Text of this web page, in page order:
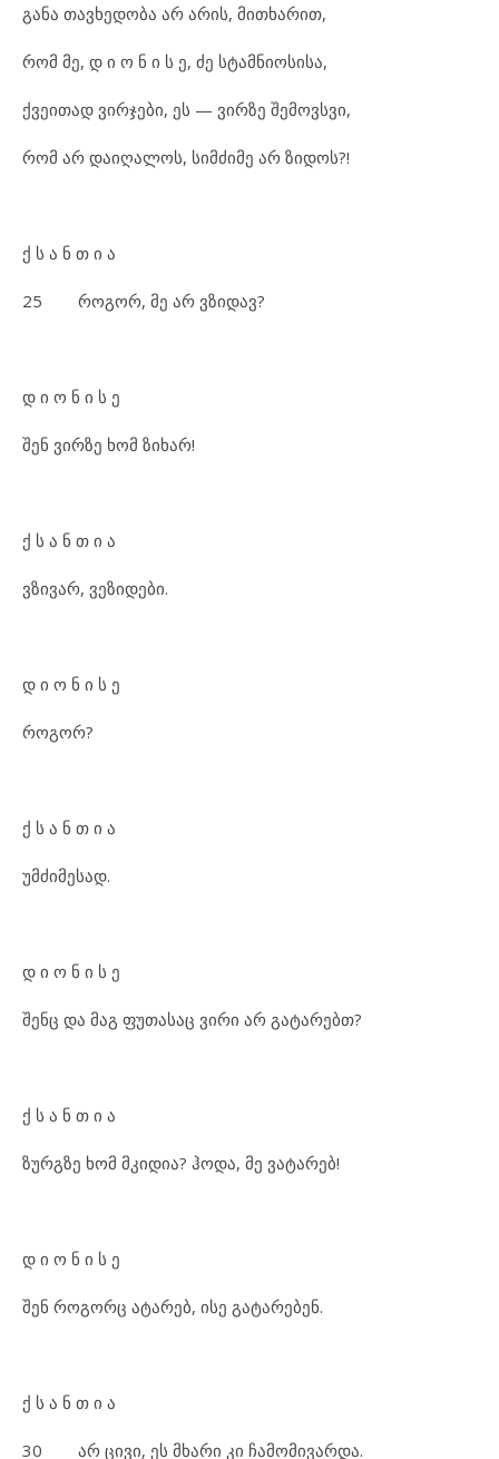
განა თავხედობა არ არის, მითხარით,
რომ მე, დ ი ო ნ ი ს ე, ძე სტამნიოსისა,
ქვეითად ვირჯები, ეს — ვირზე შემოვსვი,
რომ არ დაიღალოს, სიმძიმე არ ზიდოს?!
ქ ს ა ნ თ ი ა
25 როგორ, მე არ ვზიდავ?
დ ი ო ნ ი ს ე
შენ ვირზე ხომ ზიხარ!
ქ ს ა ნ თ ი ა
ვზივარ, ვეზიდები.
დ ი ო ნ ი ს ე
როგორ?
ქ ს ა ნ თ ი ა
უმძიმესად.
დ ი ო ნ ი ს ე
შენც და მაგ ფუთასაც ვირი არ გატარებთ?
ქ ს ა ნ თ ი ა
ზურგზე ხომ მკიდია? ჰოდა, მე ვატარებ!
დ ი ო ნ ი ს ე
შენ როგორც ატარებ, ისე გატარებენ.
ქ ს ა ნ თ ი ა
30 არ ცივი, ეს მხარი კი ჩამომივარდა.